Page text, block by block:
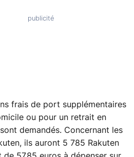
frais de port supplémentaires
ou pour un retrait en
demandés. Concernant les
ils auront 5 785 Rakuten